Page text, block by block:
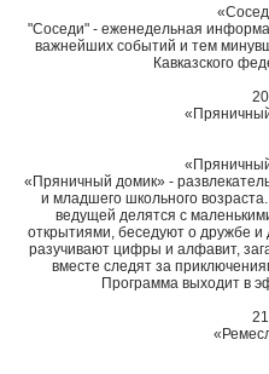
"Соседи" - еженедельная
важнейших событий и тем
Кавказского
«Пряничный домик» -
и младшего школьного
ведущей делятся с
открытиями, беседуют о дружбе
разучивают цифры и алфавит,
вместе следят за
Программа выходит в